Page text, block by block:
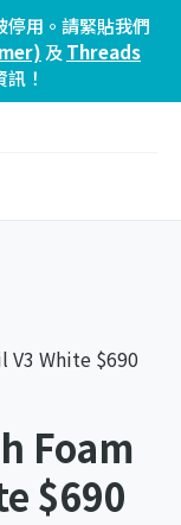
用。請緊貼我們
及 Threads
！
Foam
$690